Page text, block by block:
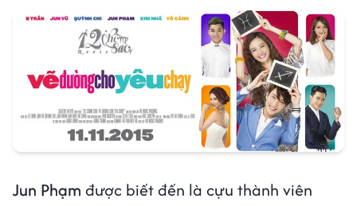
Jun Phạm được biết đến là cựu thành viên